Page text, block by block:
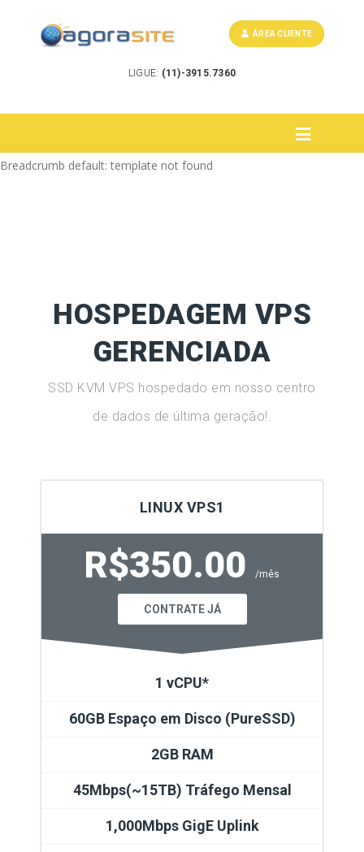
LIGUE: (11)-3915.7360
ÁREA CLIENTE
Breadcrumb default: template not found
HOSPEDAGEM VPS
GERENCIADA
SSD KVM VPS hospedado em nosso centro
de dados de última geração!.
LINUX VPS1
R$350.00 /mês
CONTRATE JÁ
1 vCPU*
60GB Espaço em Disco (PureSSD)
2GB RAM
45Mbps(~15TB) Tráfego Mensal
1,000Mbps GigE Uplink